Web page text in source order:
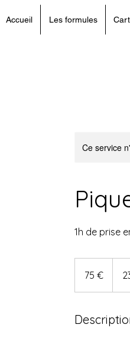
Accueil Les formules
Ce service
1h de prise
75 €